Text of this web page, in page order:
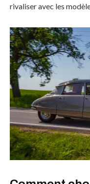
rivaliser avec les